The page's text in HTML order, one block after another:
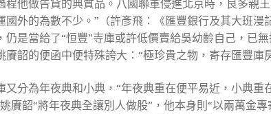
程他做告貸的典質品。八國聯軍侵進北京時，良多親
外的為數不少。”（許彥飛：《匯豐銀行及其大班
是當給了“恒豐”寺庫或許低價賣給吳幼齡自己，已
韶的便函中便特殊誇大：“極珍貴之物，寄存匯豐庫
又分為年夜典和小典，“年夜典重在便平易近，小典
賡韶“將年夜典全讓別人做股”，他本身則“以兩萬金